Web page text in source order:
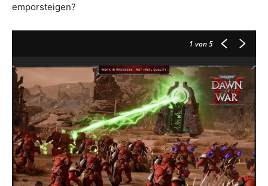
emporsteigen?
1 von 5